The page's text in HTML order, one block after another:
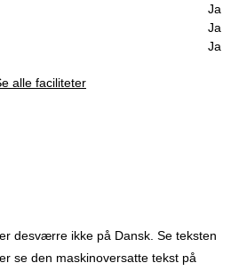
Ja
Ja
Ja
alle faciliteter
desværre ikke på Dansk. Se teksten
se den maskinoversatte tekst på